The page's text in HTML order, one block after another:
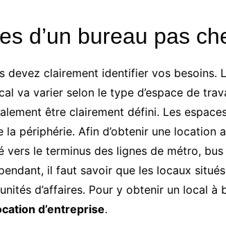
d’un bureau pas
devez clairement identifier vos besoins.
va varier selon le type d’espace de
être clairement défini. Les
la périphérie. Afin d’obtenir une location
vers le terminus des lignes de métro, bus
il faut savoir que les locaux
d’affaires. Pour y obtenir un local
d’entreprise.